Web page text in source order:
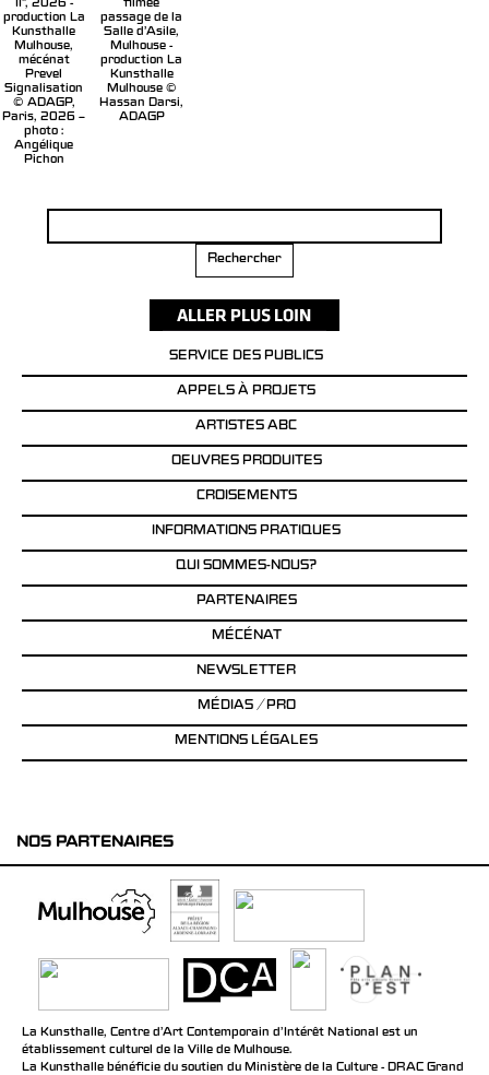
II", 2026 -
production La
Kunsthalle
Mulhouse,
mécénat
Prevel
Signalisation
© ADAGP,
Paris, 2026 –
photo :
Angélique
Pichon
filmée
passage de la
Salle d’Asile,
Mulhouse -
production La
Kunsthalle
Mulhouse ©
Hassan Darsi,
ADAGP
SERVICE DES PUBLICS
APPELS À PROJETS
ARTISTES ABC
OEUVRES PRODUITES
CROISEMENTS
INFORMATIONS PRATIQUES
QUI SOMMES-NOUS?
PARTENAIRES
MÉCÉNAT
NEWSLETTER
MÉDIAS / PRO
MENTIONS LÉGALES
NOS PARTENAIRES
La Kunsthalle, Centre d’Art Contemporain d’Intérêt National est un
établissement culturel de la Ville de Mulhouse.
La Kunsthalle bénéficie du soutien du Ministère de la Culture - DRAC Grand